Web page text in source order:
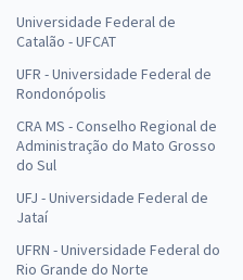
Universidade Federal de
Catalão - UFCAT
UFR - Universidade Federal de
Rondonópolis
CRA MS - Conselho Regional de
Administração do Mato Grosso
do Sul
UFJ - Universidade Federal de
Jataí
UFRN - Universidade Federal do
Rio Grande do Norte